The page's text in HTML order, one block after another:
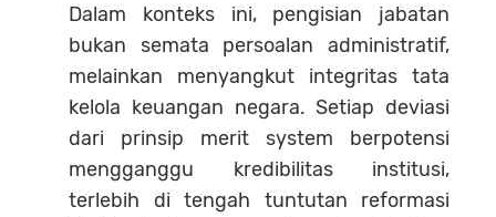
Dalam konteks ini, pengisian jabatan
bukan semata persoalan administratif,
melainkan menyangkut integritas tata
kelola keuangan negara. Setiap deviasi
dari prinsip merit system berpotensi
mengganggu kredibilitas institusi,
terlebih di tengah tuntutan reformasi